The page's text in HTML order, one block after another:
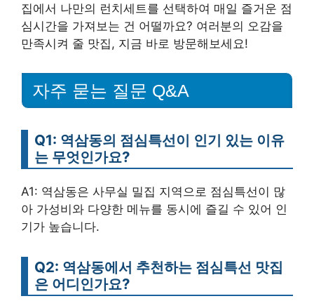
집에서 나만의 런치세트를 선택하여 매일 즐거운 점
심시간을 가져보는 건 어떨까요? 여러분의 오감을
만족시켜 줄 맛집, 지금 바로 방문해보세요!
자주 묻는 질문 Q&A
Q1: 역삼동의 점심특선이 인기 있는 이유
는 무엇인가요?
A1: 역삼동은 사무실 밀집 지역으로 점심특선이 많
아 가성비와 다양한 메뉴를 동시에 즐길 수 있어 인
기가 높습니다.
Q2: 역삼동에서 추천하는 점심특선 맛집
은 어디인가요?